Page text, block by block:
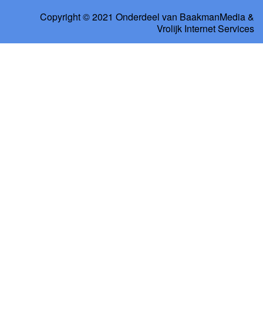
Copyright © 2021 Onderdeel van BaakmanMedia&
Vrolijk Internet Services